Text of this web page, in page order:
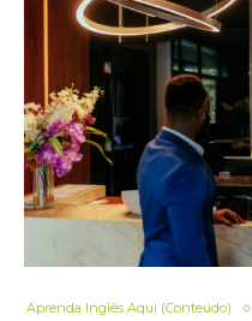
Aprenda Inglês Aqui (Conteúdo)